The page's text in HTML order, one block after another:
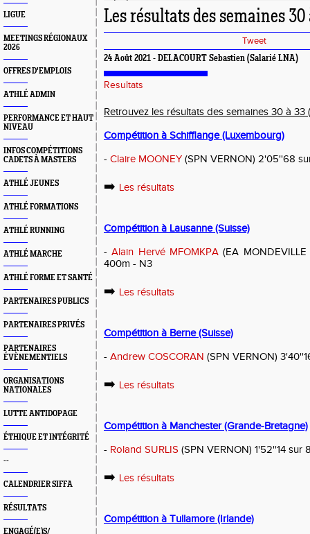
LIGUE
MEETINGS RÉGIONAUX
2026
OFFRES D'EMPLOIS
ATHLÉ ADMIN
PERFORMANCE ET HAUT
NIVEAU
INFOS COMPÉTITIONS
CADETS À MASTERS
ATHLÉ JEUNES
ATHLÉ FORMATIONS
ATHLÉ RUNNING
ATHLÉ MARCHE
ATHLÉ FORME ET SANTÉ
PARTENAIRES PUBLICS
PARTENAIRES PRIVÉS
PARTENAIRES
ÉVÈNEMENTIELS
ORGANISATIONS
NATIONALES
LUTTE ANTIDOPAGE
ÉTHIQUE ET INTÉGRITÉ
--
CALENDRIER SIFFA
RÉSULTATS
ENGAGÉ(E)S/
Les résultats des semaines 30
Tweet
24 Août 2021 - DELACOURT Sebastien (Salarié LNA)
Resultats
Retrouvez les résultats des semaines 30 à
Compétition à Schifflange (Luxembourg)
- Claire MOONEY (SPN VERNON) 2'05''68
➡️ Les résultats
Compétition à Lausanne (Suisse)
-Alain Hervé MFOMKPA (EA
400m - N3
➡️ Les résultats
Compétition à Berne (Suisse)
- Andrew COSCORAN (SPN VERNON)
➡️ Les résultats
Compétition à Manchester (Grande-Bretagne)
- Roland SURLIS (SPN VERNON) 1'52''14 sur
➡️ Les résultats
Compétition à Tullamore (Irlande)